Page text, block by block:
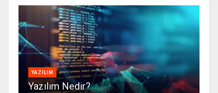
YAZILIM
Yazılım Nedir?